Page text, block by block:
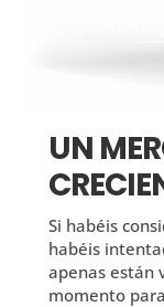
UN
Si habéis
habéis
apenas están
momento